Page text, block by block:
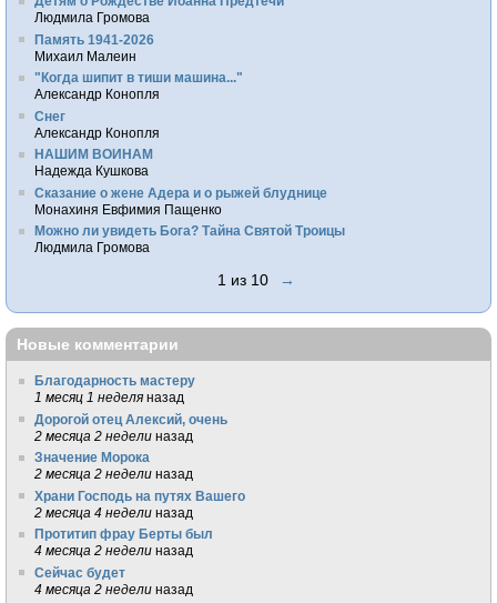
Людмила Громова
Память 1941-2026
Михаил Малеин
"Когда шипит в тиши машина..."
Александр Конопля
Снег
Александр Конопля
НАШИМ ВОИНАМ
Надежда Кушкова
Сказание о жене Адера и о рыжей блуднице
Монахиня Евфимия Пащенко
Можно ли увидеть Бога? Тайна Святой Троицы
Людмила Громова
1 из 10 →
Новые комментарии
Благодарность мастеру
1 месяц 1 неделя назад
Дорогой отец Алексий, очень
2 месяца 2 недели назад
Значение Морока
2 месяца 2 недели назад
Храни Господь на путях Вашего
2 месяца 4 недели назад
Протитип фрау Берты был
4 месяца 2 недели назад
Сейчас будет
4 месяца 2 недели назад